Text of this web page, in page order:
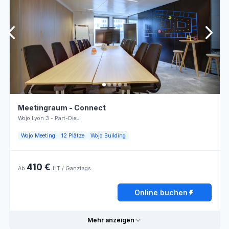
Samstag Geschlossen
Sonntag Geschlossen
Online buchen
Praktische Informationen
Rechteckige
Tische
Flipchart WLAN
Modulare
Möbel
Personnel
d'accueil
Lumière
Klimaanlage
LCD-
Öffnungszeiten
08:00 - 13:00 13:00 - 18:00
Meetingraum - Connect
Wojo Lyon 3 - Part-Dieu
Wojo Meeting 12 Plätze Wojo Building
Ab 410 € HT / Ganztags
Online buchen
Mehr anzeigen